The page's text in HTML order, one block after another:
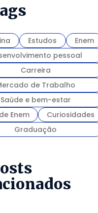
Estudos
Enem
pessoal
Carreira
de Trabalho
Saúde e bem-estar
Enem
Curiosidades
Graduação